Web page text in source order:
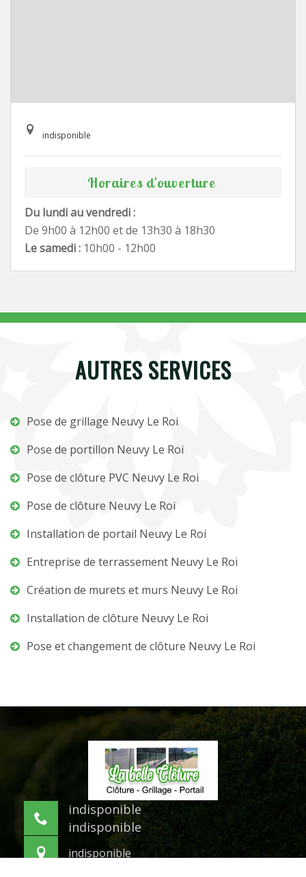
indisponible
Horaires d'ouverture
Du lundi au vendredi :
De 9h00 à 12h00 et de 13h30 à 18h30
Le samedi : 10h00 - 12h00
AUTRES SERVICES
Pose de grillage Neuvy Le Roi
Pose de portillon Neuvy Le Roi
Pose de clôture PVC Neuvy Le Roi
Pose de clôture Neuvy Le Roi
Installation de portail Neuvy Le Roi
Entreprise de terrassement Neuvy Le Roi
Création de murets et murs Neuvy Le Roi
Installation de clôture Neuvy Le Roi
Pose et changement de clôture Neuvy Le Roi
indisponible
indisponible
indisponible